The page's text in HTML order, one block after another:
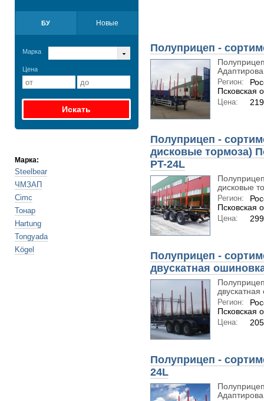
БУ Новые
Марка
Цена
Марка:
Steelbear
ЧМЗАП
Cimc
Тонар
Hartung
Tongyada
Kögel
Полуприцеп -
Регион:
Псковская
Цена:
Полуприцеп -
дисковые тормоза)
PT-24L
дисковые
Регион:
Псковская
Цена:
Полуприцеп -
двускатная
Регион:
Псковская
Цена:
Полуприцеп -
24L